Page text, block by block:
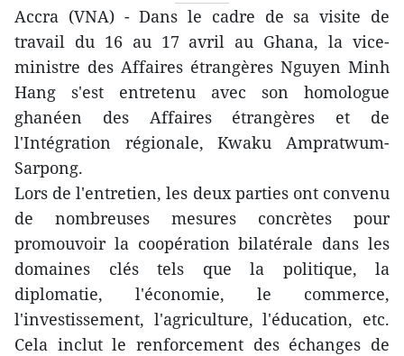
Accra (VNA) - Dans le cadre de sa visite de
travail du 16 au 17 avril au Ghana, la vice-
ministre des Affaires étrangères Nguyen Minh
Hang s'est entretenu avec son homologue
ghanéen des Affaires étrangères et de
l'Intégration régionale, Kwaku Ampratwum-
Sarpong.
Lors de l'entretien, les deux parties ont convenu
de nombreuses mesures concrètes pour
promouvoir la coopération bilatérale dans les
domaines clés tels que la politique, la
diplomatie, l'économie, le commerce,
l'investissement, l'agriculture, l'éducation, etc.
Cela inclut le renforcement des échanges de